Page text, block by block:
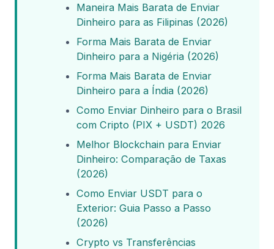
Maneira Mais Barata de Enviar
Dinheiro para as Filipinas (2026)
Forma Mais Barata de Enviar
Dinheiro para a Nigéria (2026)
Forma Mais Barata de Enviar
Dinheiro para a Índia (2026)
Como Enviar Dinheiro para o Brasil
com Cripto (PIX + USDT) 2026
Melhor Blockchain para Enviar
Dinheiro: Comparação de Taxas
(2026)
Como Enviar USDT para o
Exterior: Guia Passo a Passo
(2026)
Crypto vs Transferências